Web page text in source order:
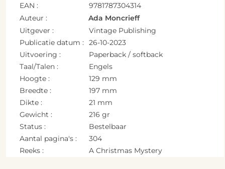
EAN :
9781787304314
Auteur :
Ada Moncrieff
Uitgever :
Vintage Publishing
Publicatie datum :
26-10-2023
Uitvoering :
Paperback / softback
Taal/Talen :
Engels
Hoogte :
129 mm
Breedte :
197 mm
Dikte :
21 mm
Gewicht :
216 gr
Status :
Bestelbaar
Aantal pagina's :
304
Reeks :
A Christmas Mystery